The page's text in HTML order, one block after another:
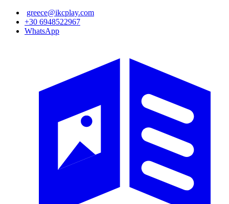
Παράκαμψη
προς
greece@ikcplay.com
+30 6948522967
WhatsApp